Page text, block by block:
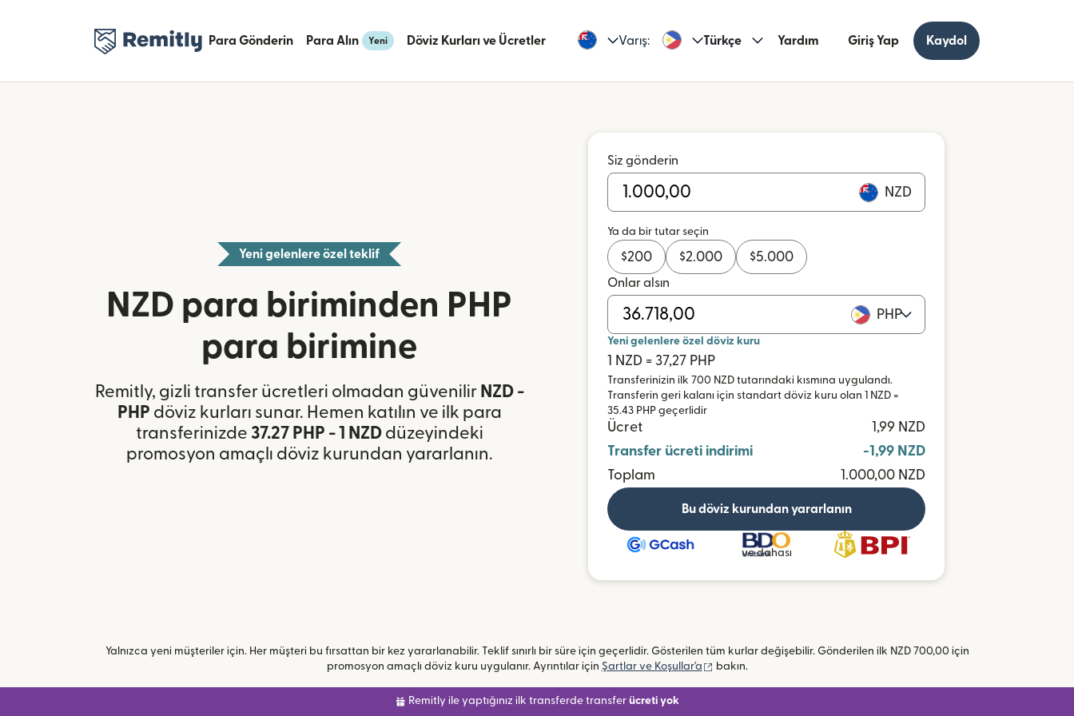
Para Gönderin Para Alın Yeni Döviz Kurları ve Ücretler Varış: Türkçe Yardım Giriş Yap Kaydol
Yeni gelenlere özel teklif
NZD para biriminden PHP
para birimine
Remitly, gizli transfer ücretleri olmadan güvenilir NZD -
PHP döviz kurları sunar. Hemen katılın ve ilk para
transferinizde 37.27 PHP - 1 NZDdüzeyindeki
promosyon amaçlı döviz kurundan yararlanın.
Siz gönderin
NZD
Ya da bir tutar seçin
$200 $2.000 $5.000
Onlar alsın
PHP
Yeni gelenlere özel döviz kuru
1 NZD = 37,27 PHP
Transferinizin ilk 700 NZD tutarındaki kısmına uygulandı.
Transferin geri kalanı için standart döviz kuru olan 1 NZD =
35.43 PHP geçerlidir
Ücret
1,99 NZD
Transfer ücreti indirimi
-1,99 NZD
Toplam
1.000,00 NZD
Bu döviz kurundan yararlanın
ve dahası
Yalnızca yeni müşteriler için. Her müşteri bu fırsattan bir kez yararlanabilir. Teklif sınırlı bir süre için geçerlidir. Gösterilen tüm kurlar değişebilir. Gönderilen ilk NZD 700,00 için
promosyon amaçlı döviz kuru uygulanır. Ayrıntılar için Şartlar ve Koşullar'a (yeni pencerede açılır)
bakın.
Remitly ile yaptığınız ilk transferde transfer ücreti yok